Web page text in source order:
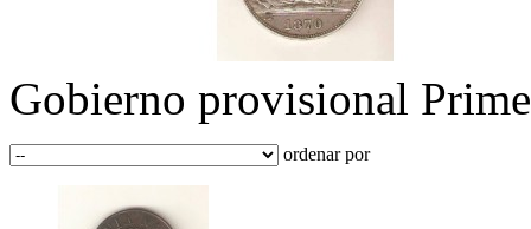
Gobierno provisional
ordenar por